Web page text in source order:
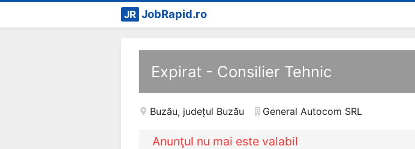
JR JobRapid.ro
Expirat - Consilier Tehnic
Buzău, județul Buzău General Autocom SRL
Anunţul nu mai este valabil